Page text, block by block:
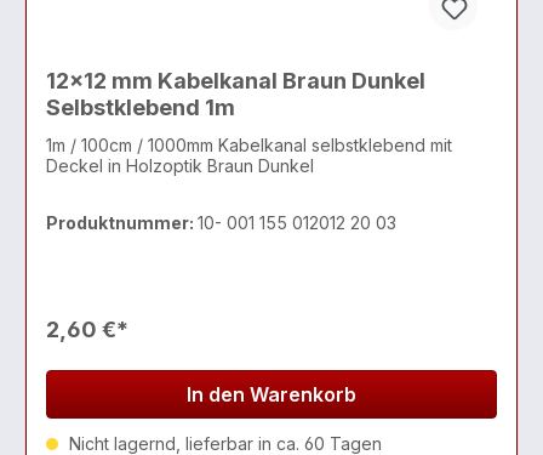
12x12 mm Kabelkanal Braun Dunkel
Selbstklebend 1m
1m / 100cm / 1000mm Kabelkanal selbstklebend mit
Deckel in Holzoptik Braun Dunkel
Produktnummer: 10- 001 155 012012 20 03
2,60 €*
In den Warenkorb
Nicht lagernd, lieferbar in ca. 60 Tagen